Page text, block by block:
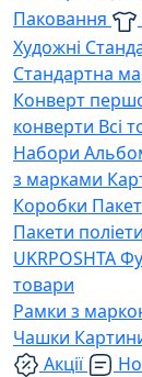
Паковання
Художні
Стандартна
Конверт
конверти Всі
Набори
з марками
Коробки
Пакети
UKRPOSHTA
товари
Рамки з
Чашки
Акції